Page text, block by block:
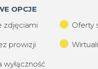
OPCJE
zdjęciami
Oferty
prowizji
wyłączność